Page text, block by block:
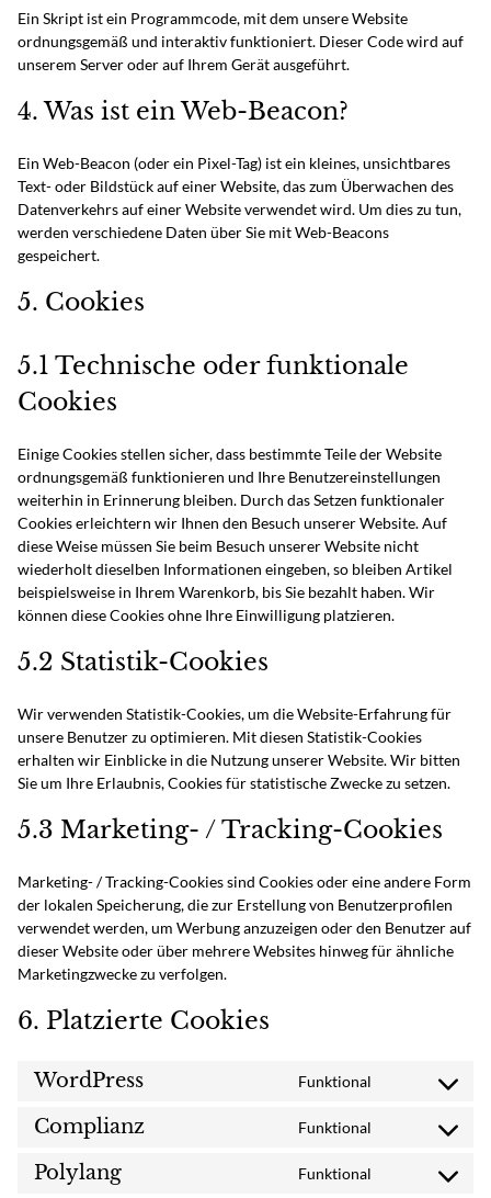
Ein Skript ist ein Programmcode, mit dem unsere Website
ordnungsgemäß und interaktiv funktioniert. Dieser Code wird auf
unserem Server oder auf Ihrem Gerät ausgeführt.
4. Was ist ein Web-Beacon?
Ein Web-Beacon (oder ein Pixel-Tag) ist ein kleines, unsichtbares
Text- oder Bildstück auf einer Website, das zum Überwachen des
Datenverkehrs auf einer Website verwendet wird. Um dies zu tun,
werden verschiedene Daten über Sie mit Web-Beacons
gespeichert.
5. Cookies
5.1 Technische oder funktionale
Cookies
Einige Cookies stellen sicher, dass bestimmte Teile der Website
ordnungsgemäß funktionieren und Ihre Benutzereinstellungen
weiterhin in Erinnerung bleiben. Durch das Setzen funktionaler
Cookies erleichtern wir Ihnen den Besuch unserer Website. Auf
diese Weise müssen Sie beim Besuch unserer Website nicht
wiederholt dieselben Informationen eingeben, so bleiben Artikel
beispielsweise in Ihrem Warenkorb, bis Sie bezahlt haben. Wir
können diese Cookies ohne Ihre Einwilligung platzieren.
5.2 Statistik-Cookies
Wir verwenden Statistik-Cookies, um die Website-Erfahrung für
unsere Benutzer zu optimieren. Mit diesen Statistik-Cookies
erhalten wir Einblicke in die Nutzung unserer Website. Wir bitten
Sie um Ihre Erlaubnis, Cookies für statistische Zwecke zu setzen.
5.3 Marketing- / Tracking-Cookies
Marketing- / Tracking-Cookies sind Cookies oder eine andere Form
der lokalen Speicherung, die zur Erstellung von Benutzerprofilen
verwendet werden, um Werbung anzuzeigen oder den Benutzer auf
dieser Website oder über mehrere Websites hinweg für ähnliche
Marketingzwecke zu verfolgen.
6. Platzierte Cookies
WordPress Funktional
Consent
Complianz Funktional
Consent
Polylang Funktional
Consent